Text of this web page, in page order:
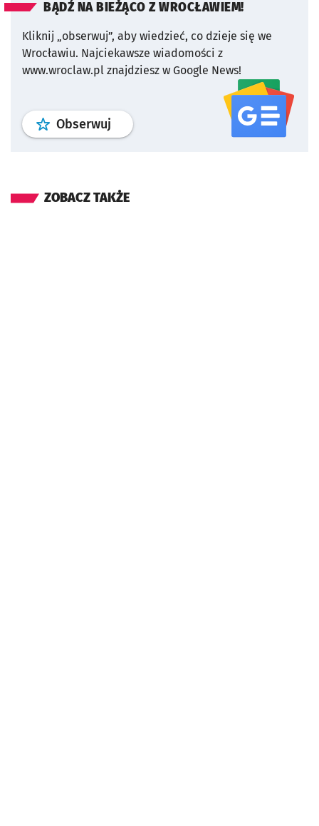
BĄDŹ NA BIEŻĄCO Z WROCŁAWIEM!
Kliknij „obserwuj”, aby wiedzieć, co dzieje się we
Wrocławiu. Najciekawsze wiadomości z
www.wroclaw.pl znajdziesz w Google News!
Obserwuj profil serwisu
ZOBACZ TAKŻE